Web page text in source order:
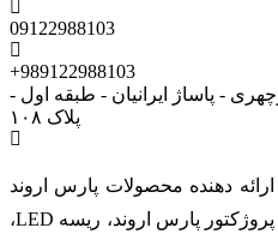
09122988103
+989122988103
- پاساژ ایرانیان - طبقه اول -
پلاک ۱۰۸
ارائه دهنده محصولات پارس اروند
الکتریک شامل لامپ، پروژکتور پارس اروند، ریسه LED،